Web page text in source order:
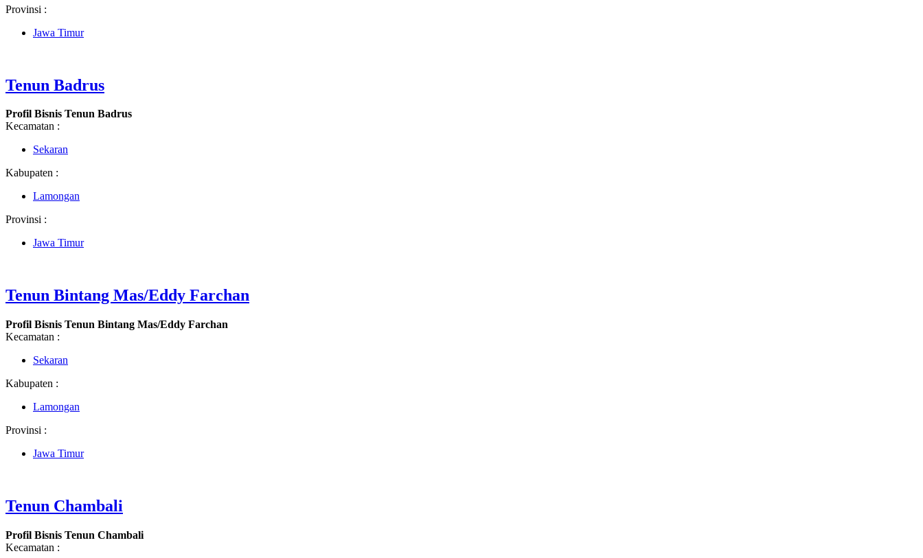
Provinsi :
Jawa Timur
Tenun Badrus
Profil Bisnis Tenun Badrus
Kecamatan :
Sekaran
Kabupaten :
Lamongan
Provinsi :
Jawa Timur
Tenun Bintang Mas/Eddy Farchan
Profil Bisnis Tenun Bintang Mas/Eddy Farchan
Kecamatan :
Sekaran
Kabupaten :
Lamongan
Provinsi :
Jawa Timur
Tenun Chambali
Profil Bisnis Tenun Chambali
Kecamatan :